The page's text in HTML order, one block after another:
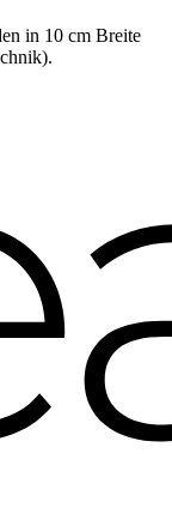
in 10 cm Breite